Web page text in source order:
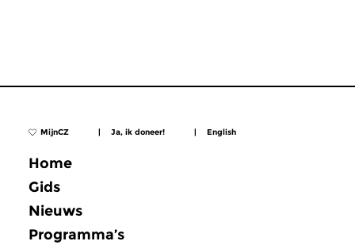
MijnCZ | Ja, ik doneer! | English
Home
Gids
Nieuws
Programma’s